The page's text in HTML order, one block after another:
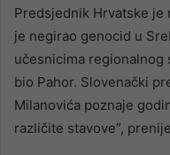
Predsjednik Hrvatske je
je negirao genocid u
učesnicima regionalnog
bio Pahor. Slovenački
Milanovića poznaje
različite stavove”,